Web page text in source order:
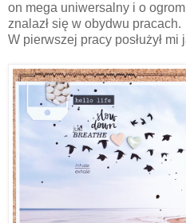
on mega uniwersalny i o
znalazł się w obydwu pracach.
W pierwszej pracy posłużył mi